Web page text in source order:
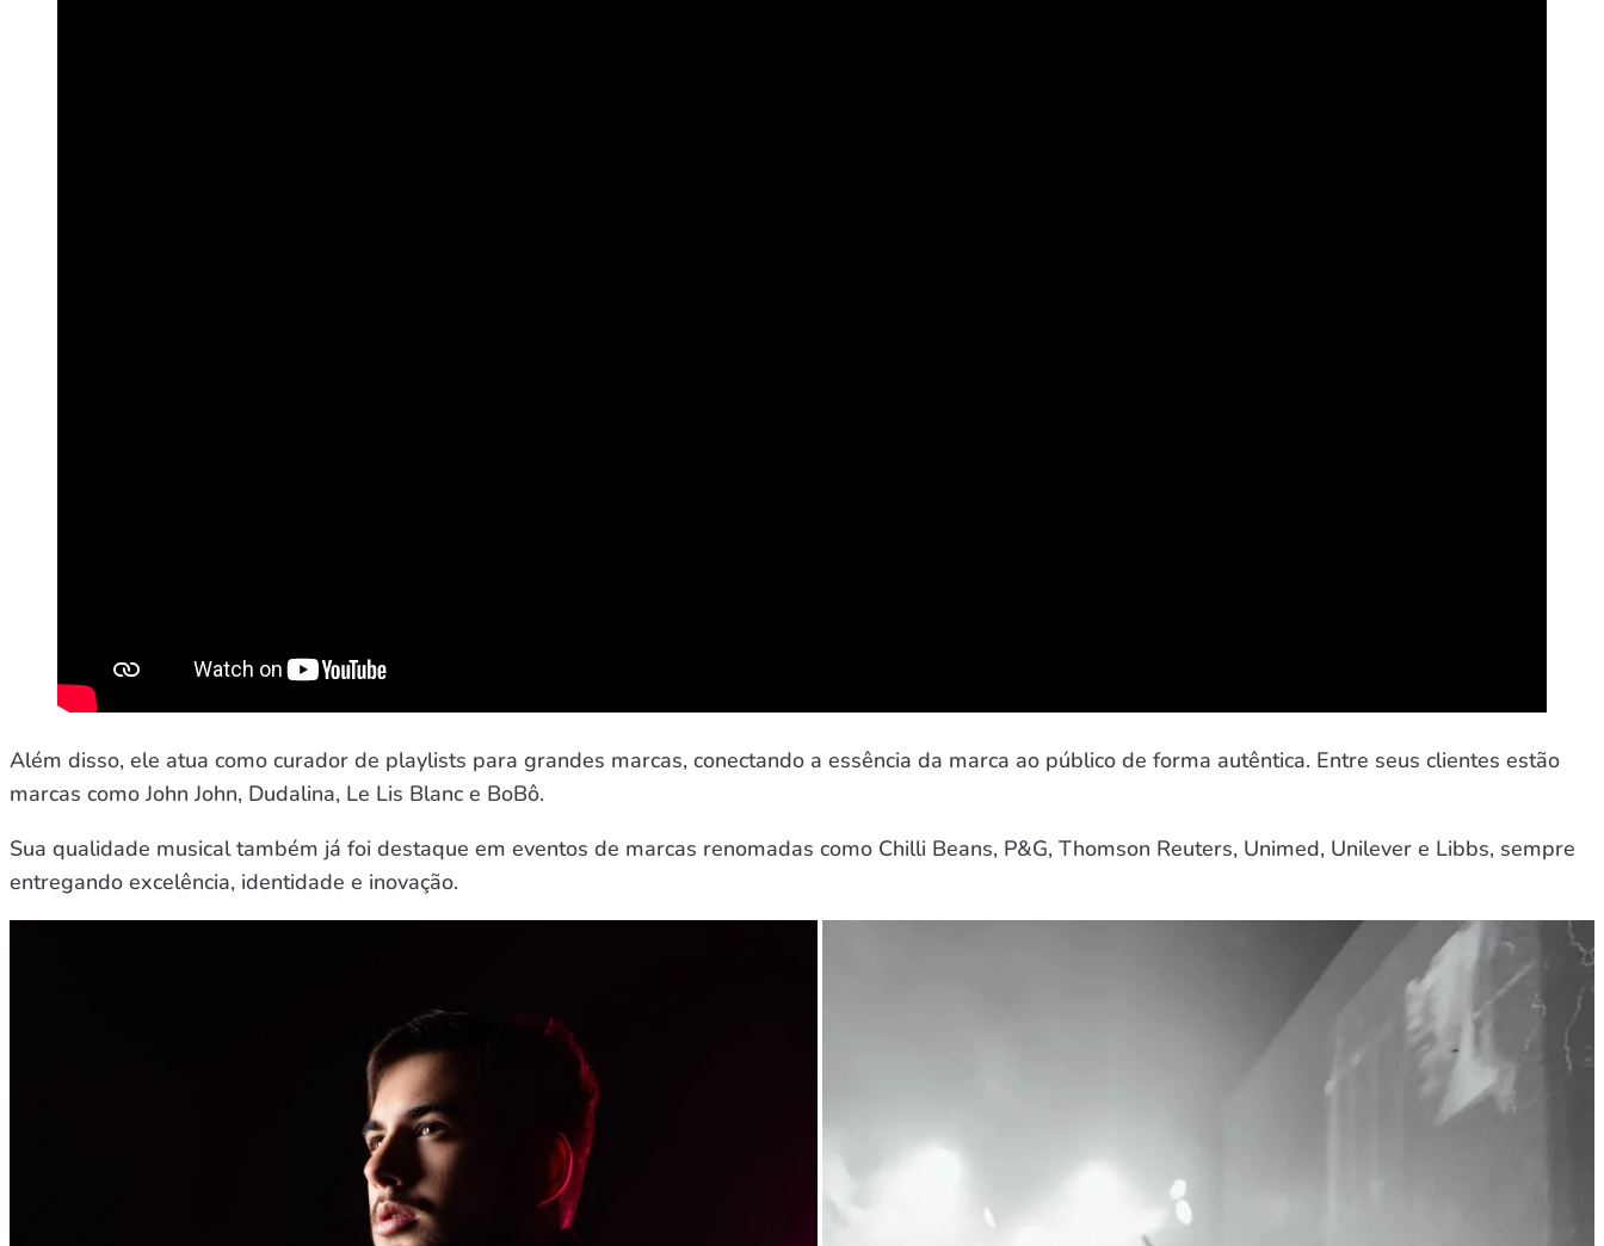
Além disso, ele atua como curador de playlists para grandes marcas, conectando a essência da marca ao público de forma autêntica. Entre seus clientes estão
marcas como John John, Dudalina, Le Lis Blanc e BoBô.
Sua qualidade musical também já foi destaque em eventos de marcas renomadas como Chilli Beans, P&G, Thomson Reuters, Unimed, Unilever e Libbs, sempre
entregando excelência, identidade e inovação.